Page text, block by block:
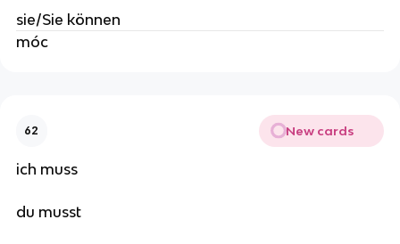
sie/Sie können
móc
62 New cards
ich muss
du musst